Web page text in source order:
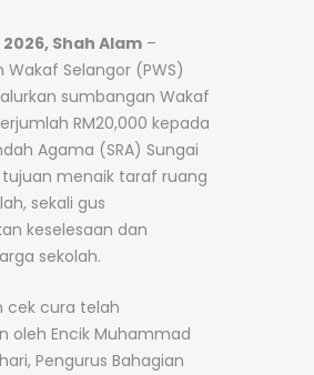
Shah Alam –
Wakaf Selangor (PWS)
sumbangan Wakaf
RM20,000 kepada
Agama (SRA) Sungai
tujuan menaik taraf ruang
sekali gus
keselesaan dan
sekolah.
cek cura telah
oleh Encik Muhammad
Pengurus Bahagian